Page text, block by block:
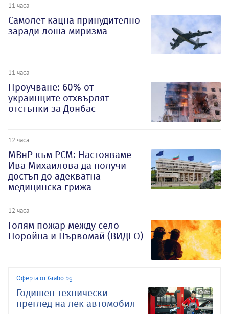
11 часа
Самолет кацна принудително
заради лоша миризма
11 часа
Проучване: 60% от
украинците отхвърлят
отстъпки за Донбас
12 часа
МВнР към РСМ: Настояваме
Ива Михаилова да получи
достъп до адекватна
медицинска грижа
12 часа
Голям пожар между село
Поройна и Първомай (ВИДЕО)
Оферта от Grabo.bg
Годишен технически
преглед на лек автомобил